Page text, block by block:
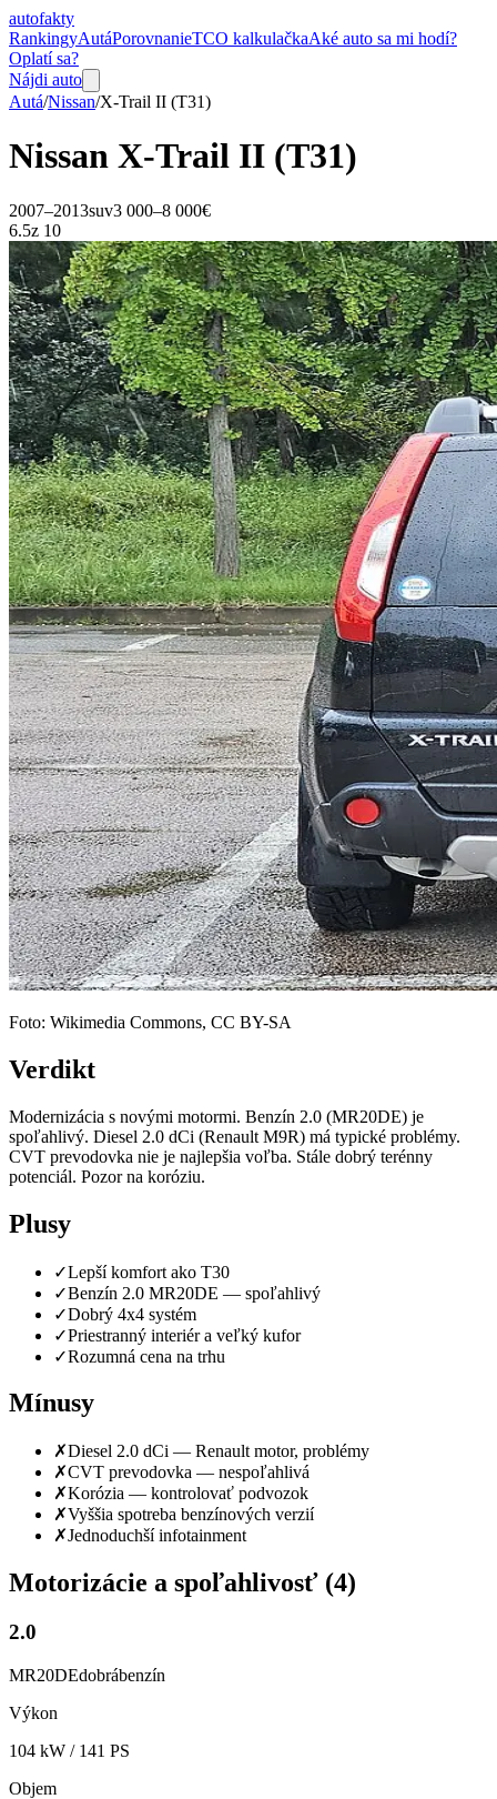
autofakty
RankingyAutáPorovnanieTCO kalkulačkaAké auto sa mi hodí?
Oplatí sa?
Nájdi auto
Autá/Nissan/X-Trail II (T31)
Nissan X-Trail II (T31)
2007–2013suv3 000–8 000€
6.5z 10
Foto: Wikimedia Commons, CC BY-SA
Verdikt
Modernizácia s novými motormi. Benzín 2.0 (MR20DE) je
spoľahlivý. Diesel 2.0 dCi (Renault M9R) má typické problémy.
CVT prevodovka nie je najlepšia voľba. Stále dobrý terénny
potenciál. Pozor na koróziu.
Plusy
✓Lepší komfort ako T30
✓Benzín 2.0 MR20DE — spoľahlivý
✓Dobrý 4x4 systém
✓Priestranný interiér a veľký kufor
✓Rozumná cena na trhu
Mínusy
✗Diesel 2.0 dCi — Renault motor, problémy
✗CVT prevodovka — nespoľahlivá
✗Korózia — kontrolovať podvozok
✗Vyššia spotreba benzínových verzií
✗Jednoduchší infotainment
Motorizácie a spoľahlivosť (4)
2.0
MR20DEdobrábenzín
Výkon
104 kW / 141 PS
Objem